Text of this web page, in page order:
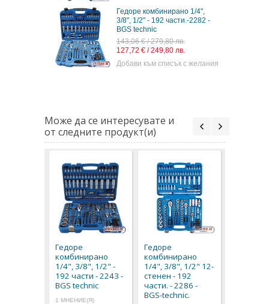
Гедоре комбинирано 1/4",
3/8", 1/2" - 192 части.-2282 -
BGS technic
143,06 € / 279,80 лв.
127,72 € / 249,80 лв.
Добави към списък с желания
Може да се интересувате и
от следните продукт(и)
Гедоре
комбинирано
1/4", 3/8", 1/2" -
192 части - 2243 -
BGS technic
1 МНЕНИЕ(Я)
Гедоре
комбинирано
1/4", 3/8", 1/2" 12-
стенен - 192
части. - 2286 -
BGS-technic.